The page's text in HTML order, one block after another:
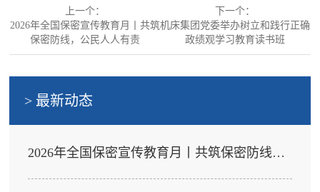
上一个：
2026年全国保密宣传教育月丨共筑
保密防线，公民人人有责
下一个：
机床集团党委举办树立和践行正确
政绩观学习教育读书班
> 最新动态
2026年全国保密宣传教育月丨共筑保密防线，公民人人有责